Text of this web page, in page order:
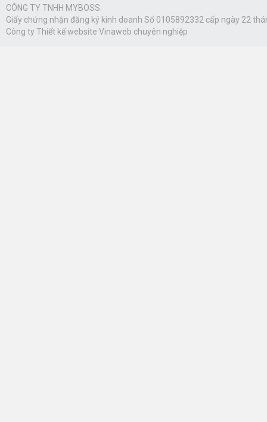
CÔNG TY TNHH MYBOSS.
Giấy chứng nhận đăng ký kinh doanh Số 0105892332 cấp ngày 22
Công tyThiết kế website Vinaweb chuyên nghiệp